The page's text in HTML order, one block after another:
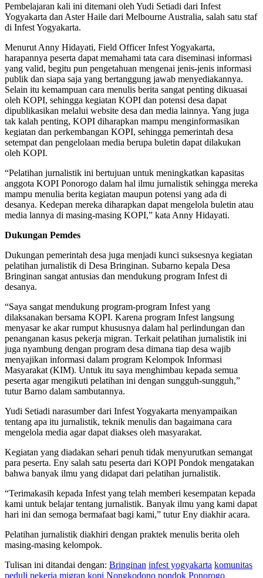
Pembelajaran kali ini ditemani oleh Yudi Setiadi dari Infest
Yogyakarta dan Aster Haile dari Melbourne Australia, salah satu staf
di Infest Yogyakarta.
Menurut Anny Hidayati, Field Officer Infest Yogyakarta,
harapannya peserta dapat memahami tata cara diseminasi informasi
yang valid, begitu pun pengetahuan mengenai jenis-jenis informasi
publik dan siapa saja yang bertanggung jawab menyediakannya.
Selain itu kemampuan cara menulis berita sangat penting dikuasai
oleh KOPI, sehingga kegiatan KOPI dan potensi desa dapat
dipublikasikan melalui website desa dan media lainnya. Yang juga
tak kalah penting, KOPI diharapkan mampu menginformasikan
kegiatan dan perkembangan KOPI, sehingga pemerintah desa
setempat dan pengelolaan media berupa buletin dapat dilakukan
oleh KOPI.
“Pelatihan jurnalistik ini bertujuan untuk meningkatkan kapasitas
anggota KOPI Ponorogo dalam hal ilmu jurnalistik sehingga mereka
mampu menulia berita kegiatan maupun potensi yang ada di
desanya. Kedepan mereka diharapkan dapat mengelola buletin atau
media lannya di masing-masing KOPI,” kata Anny Hidayati.
Dukungan Pemdes
Dukungan pemerintah desa juga menjadi kunci suksesnya kegiatan
pelatihan jurnalistik di Desa Bringinan. Subarno kepala Desa
Bringinan sangat antusias dan mendukung program Infest di
desanya.
“Saya sangat mendukung program-program Infest yang
dilaksanakan bersama KOPI. Karena program Infest langsung
menyasar ke akar rumput khususnya dalam hal perlindungan dan
penanganan kasus pekerja migran. Terkait pelatihan jurnalistik ini
juga nyambung dengan program desa dimana tiap desa wajib
menyajikan informasi dalam program Kelompok Informasi
Masyarakat (KIM). Untuk itu saya menghimbau kepada semua
peserta agar mengikuti pelatihan ini dengan sungguh-sungguh,”
tutur Barno dalam sambutannya.
Yudi Setiadi narasumber dari Infest Yogyakarta menyampaikan
tentang apa itu jurnalistik, teknik menulis dan bagaimana cara
mengelola media agar dapat diakses oleh masyarakat.
Kegiatan yang diadakan sehari penuh tidak menyurutkan semangat
para peserta. Eny salah satu peserta dari KOPI Pondok mengatakan
bahwa banyak ilmu yang didapat dari pelatihan jurnalistik.
“Terimakasih kepada Infest yang telah memberi kesempatan kepada
kami untuk belajar tentang jurnalistik. Banyak ilmu yang kami dapat
hari ini dan semoga bermafaat bagi kami,” tutur Eny diakhir acara.
Pelatihan jurnalistik diakhiri dengan praktek menulis berita oleh
masing-masing kelompok.
Tulisan ini ditandai dengan: Bringinan infest yogyakarta komunitas
peduli pekerja migran kopi Nongkodono pondok Ponorogo